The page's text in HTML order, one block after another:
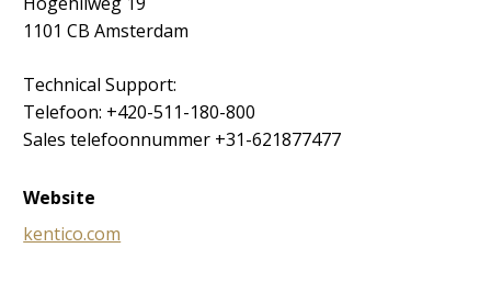
1101 CB Amsterdam
Technical Support:
Telefoon: +420-511-180-800
Sales telefoonnummer +31-621877477
Website
kentico.com